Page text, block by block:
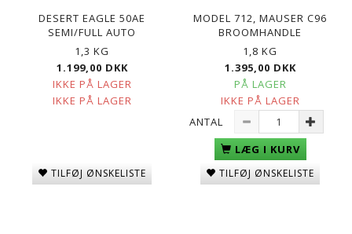
DESERT EAGLE 50AE
SEMI/FULL AUTO
1,3 KG
1.199,00 DKK
IKKE PÅ LAGER
IKKE PÅ LAGER
TILFØJ ØNSKELISTE
MODEL 712, MAUSER C96
BROOMHANDLE
1,8 KG
1.395,00 DKK
PÅ LAGER
IKKE PÅ LAGER
ANTAL
LÆG I KURV
TILFØJ ØNSKELISTE